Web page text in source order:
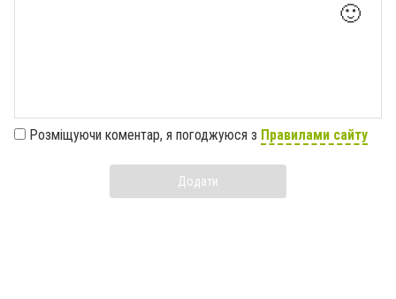
🙂
Розміщуючи коментар, я погоджуюся з Правилами сайту
Додати